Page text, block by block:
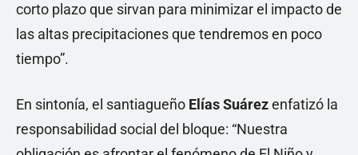
corto plazo que sirvan para minimizar el impacto de
las altas precipitaciones que tendremos en poco
tiempo”.
En sintonía, el santiagueño Elías Suárezenfatizó la
responsabilidad social del bloque: “Nuestra